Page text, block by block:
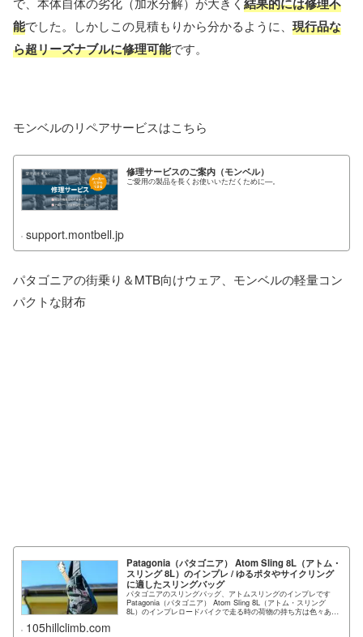
能でした。しかしこの見積もりから分かるように、 現行品な
ら超リーズナブルに修理可能です。
モンベルのリペアサービスはこちら
修理サービスのご案内（モンベル）
ご愛用の製品を長くお使いいただくために—。
support.montbell.jp
パタゴニアの街乗り＆MTB向けウェア、モンベルの軽量コン
パクトな財布
Patagonia（パタゴニア） Atom Sling 8L（アトム・
スリング 8L）のインプレ / ゆるポタやサイクリング
に適したスリングバッグ
パタゴニアのスリングバッグ、アトムスリングのインプレです
Patagonia（パタゴニア） Atom Sling 8L（アトム・スリング
8L）のインプレロードバイクで走る時の荷物の持ち方は色々あり
ます...
105hillclimb.com